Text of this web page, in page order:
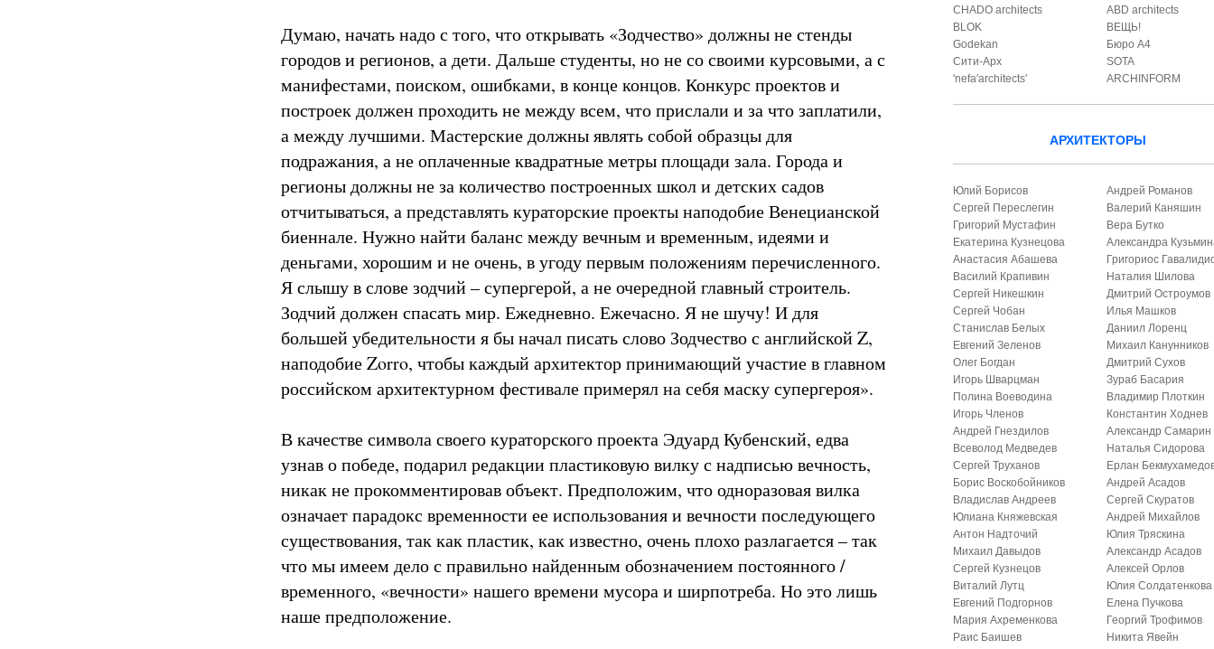
Думаю, начать надо с того, что открывать «Зодчество» должны не стенды
городов и регионов, а дети. Дальше студенты, но не со своими курсовыми, а с
манифестами, поиском, ошибками, в конце концов. Конкурс проектов и
построек должен проходить не между всем, что прислали и за что заплатили,
а между лучшими. Мастерские должны являть собой образцы для
подражания, а не оплаченные квадратные метры площади зала. Города и
регионы должны не за количество построенных школ и детских садов
отчитываться, а представлять кураторские проекты наподобие Венецианской
биеннале. Нужно найти баланс между вечным и временным, идеями и
деньгами, хорошим и не очень, в угоду первым положениям перечисленного.
Я слышу в слове зодчий – супергерой, а не очередной главный строитель.
Зодчий должен спасать мир. Ежедневно. Ежечасно. Я не шучу! И для
большей убедительности я бы начал писать слово Зодчество с английской Z,
наподобие Zorro, чтобы каждый архитектор принимающий участие в главном
российском архитектурном фестивале примерял на себя маску супергероя».
В качестве символа своего кураторского проекта Эдуард Кубенский, едва
узнав о победе, подарил редакции пластиковую вилку с надписью вечность,
никак не прокомментировав объект. Предположим, что одноразовая вилка
означает парадокс временности ее использования и вечности последующего
существования, так как пластик, как известно, очень плохо разлагается – так
что мы имеем дело с правильно найденным обозначением постоянного /
временного, «вечности» нашего времени мусора и ширпотреба. Но это лишь
наше предположение.
CHADO architects
BLOK
Godekan
Сити-Арх
′nefa′architects′
ABD architects
ВЕЩЬ!
Бюро А4
SOTA
ARCHINFORM
АРХИТЕКТОРЫ
Юлий Борисов
Сергей Переслегин
Григорий Мустафин
Екатерина Кузнецова
Анастасия Абашева
Василий Крапивин
Сергей Никешкин
Сергей Чобан
Станислав Белых
Евгений Зеленов
Олег Богдан
Игорь Шварцман
Полина Воеводина
Игорь Членов
Андрей Гнездилов
Всеволод Медведев
Сергей Труханов
Борис Воскобойников
Владислав Андреев
Юлиана Княжевская
Антон Надточий
Михаил Давыдов
Сергей Кузнецов
Виталий Лутц
Евгений Подгорнов
Мария Ахременкова
Раис Баишев
Андрей Романов
Валерий Каняшин
Вера Бутко
Александра
Григориос
Наталия Шилова
Дмитрий Остроумов
Илья Машков
Даниил Лоренц
Михаил Канунников
Дмитрий Сухов
Зураб Басария
Владимир Плоткин
Константин Ходнев
Александр Самарин
Наталья Сидорова
Ерлан
Андрей Асадов
Сергей Скуратов
Андрей Михайлов
Юлия Тряскина
Александр Асадов
Алексей Орлов
Юлия Солдатенкова
Елена Пучкова
Георгий Трофимов
Никита Явейн